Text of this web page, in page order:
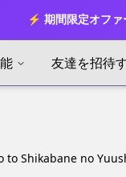
⚡ 期間限定オフ
友達を招待
to Shikabane no